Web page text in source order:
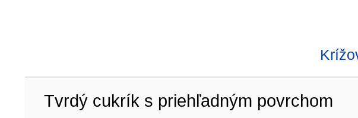
Tvrdý cukrík s priehľadným povrchom